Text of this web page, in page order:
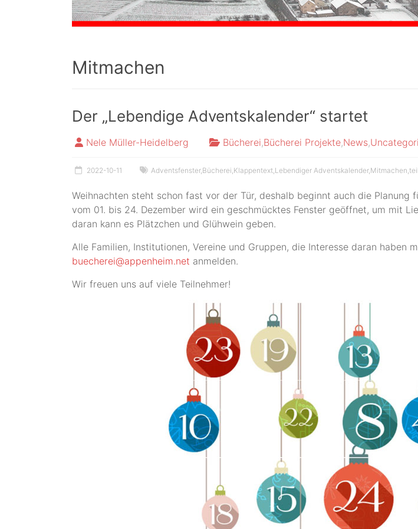
Mitmachen
Der „Lebendige Adventskalender“ startet
Nele Müller-Heidelberg Bücherei,Bücherei Projekte,News,
2022-10-11 Adventsfenster, Bücherei Klappentext Lebendiger Adventskalender, Mitmachen
Weihnachten steht schon fast vor der Tür, deshalb beginnt auch die Planung
vom 01. bis 24. Dezember wird ein geschmücktes Fenster geöffnet, um mit
daran kann es Plätzchen und Glühwein geben.
Alle Familien, Institutionen, Vereine und Gruppen, die Interesse daran
buecherei@appenheim.net anmelden.
Wir freuen uns auf viele Teilnehmer!